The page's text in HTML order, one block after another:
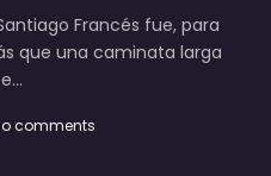
Francés fue, para
que una caminata larga
comments